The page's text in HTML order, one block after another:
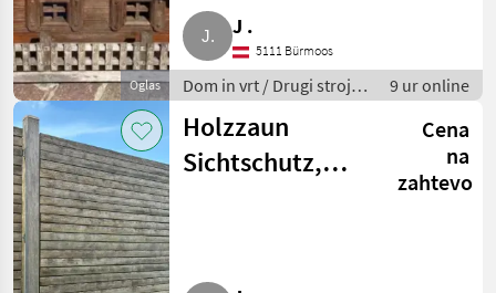
Oglas
J .
5111 Bürmoos
Dom in vrt / Drugi stroji
za dom in vrt
9 ur online
Holzzaun
Sichtschutz,
Cena
na
zahtevo